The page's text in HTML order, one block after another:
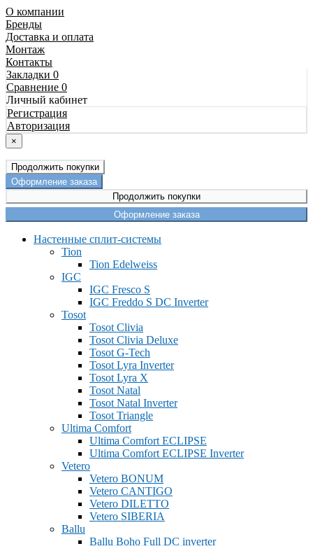
О компании
Бренды
Доставка и оплата
Монтаж
Контакты
Закладки 0
Сравнение 0
Личный кабинет
Регистрация
Авторизация
×
Продолжить покупки
Оформление заказа
Продолжить покупки
Оформление заказа
Настенные сплит-системы
Tion
Tion Edelweiss
IGC
IGC Fresco S
IGC Freddo S DC Inverter
Tosot
Tosot Clivia
Tosot Clivia Deluxe
Tosot G-Tech
Tosot Lyra Inverter
Tosot Lyra X
Tosot Natal
Tosot Natal Inverter
Tosot Triangle
Ultima Comfort
Ultima Comfort ECLIPSE
Ultima Comfort ECLIPSE Inverter
Vetero
Vetero BONUM
Vetero CANTIGO
Vetero DILETTO
Vetero SIBERIA
Ballu
Ballu Boho Full DC inverter